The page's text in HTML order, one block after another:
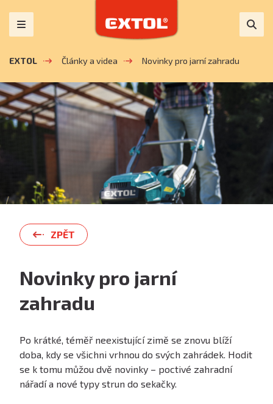
EXTOL Články a videa Novinky pro jarní zahradu
ZPĚT
Novinky pro jarní
zahradu
Po krátké, téměř neexistující zimě se znovu blíží
doba, kdy se všichni vrhnou do svých zahrádek. Hodit
se k tomu můžou dvě novinky – poctivé zahradní
nářadí a nové typy strun do sekačky.